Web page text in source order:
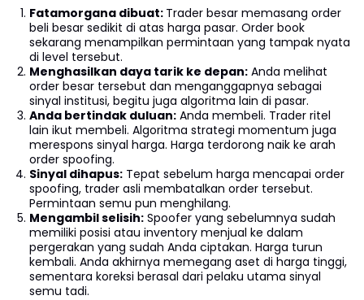
Fatamorgana dibuat: Trader besar memasang order
beli besar sedikit di atas harga pasar. Order book
sekarang menampilkan permintaan yang tampak nyata
di level tersebut.
Menghasilkan daya tarik ke depan: Anda melihat
order besar tersebut dan menganggapnya sebagai
sinyal institusi, begitu juga algoritma lain di pasar.
Anda bertindak duluan: Anda membeli. Trader ritel
lain ikut membeli. Algoritma strategi momentum juga
merespons sinyal harga. Harga terdorong naik ke arah
order spoofing.
Sinyal dihapus: Tepat sebelum harga mencapai order
spoofing, trader asli membatalkan order tersebut.
Permintaan semu pun menghilang.
Mengambil selisih: Spoofer yang sebelumnya sudah
memiliki posisi atau inventory menjual ke dalam
pergerakan yang sudah Anda ciptakan. Harga turun
kembali. Anda akhirnya memegang aset di harga tinggi,
sementara koreksi berasal dari pelaku utama sinyal
semu tadi.